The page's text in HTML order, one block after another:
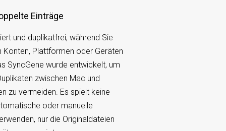
Einträge
und duplikatfrei, während Sie
Konten, Plattformen oder Geräten
SyncGene wurde entwickelt, um
zwischen Mac und
zu vermeiden. Es spielt keine
oder manuelle
nur die Originaldateien